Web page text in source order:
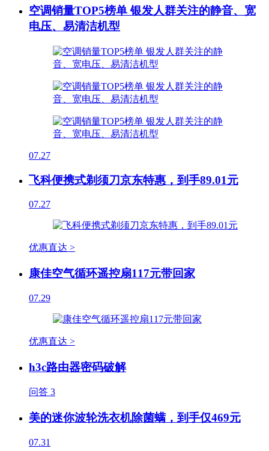
空调销量TOP5榜单 银发人群关注的静音、宽
电压、易清洁机型
07.27
飞科便携式剃须刀京东特惠，到手89.01元
07.27
优惠直达 >
康佳空气循环遥控扇117元带回家
07.29
优惠直达 >
h3c路由器密码破解
问答 3
美的迷你波轮洗衣机除菌螨，到手仅469元
07.31